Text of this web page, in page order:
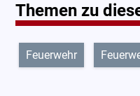
Themen zu
Feuerwehr